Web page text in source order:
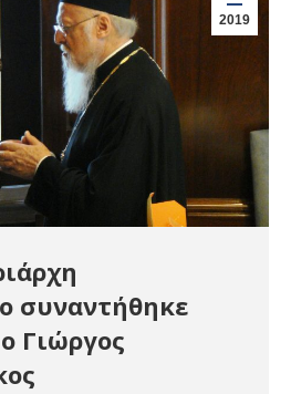
2019
συναντήθηκε
Γιώργος